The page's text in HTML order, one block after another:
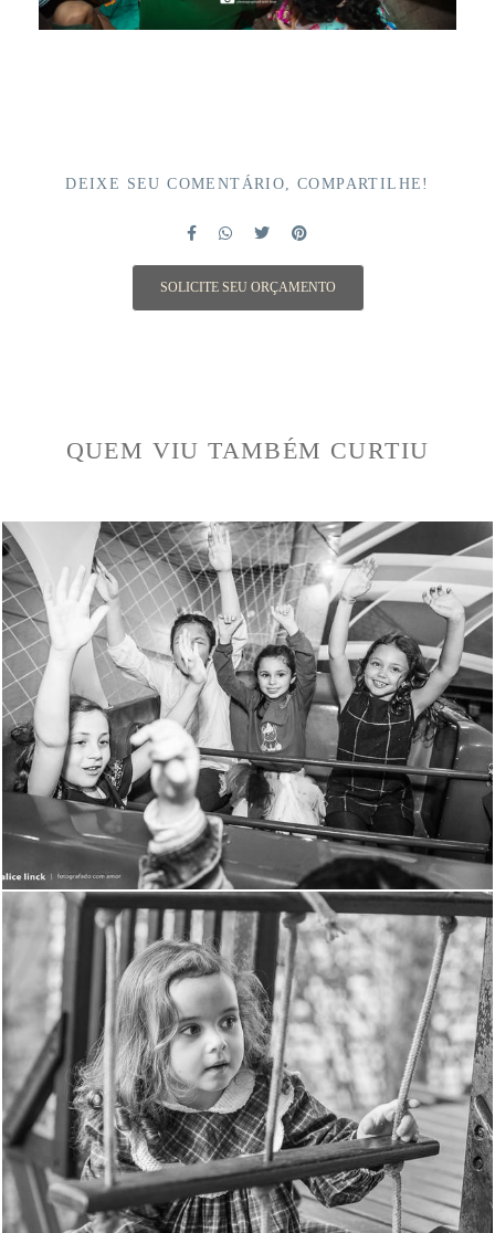
DEIXE SEU COMENTÁRIO, COMPARTILHE!
SOLICITE SEU ORÇAMENTO
QUEM VIU TAMBÉM CURTIU
1874 176
2021 151